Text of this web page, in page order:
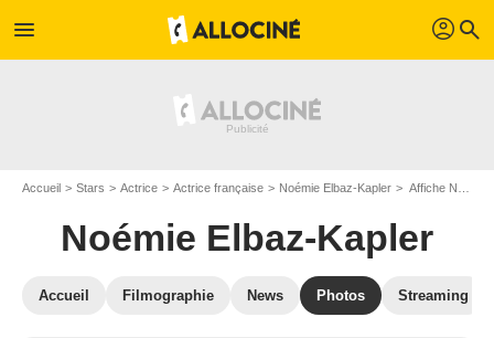
menu profil search
Accueil Stars Actrice Actrice française Noémie Elbaz-Kapler Affiche Noémie Elbaz-Kapler
Noémie Elbaz-Kapler
Accueil Filmographie News Photos Streaming